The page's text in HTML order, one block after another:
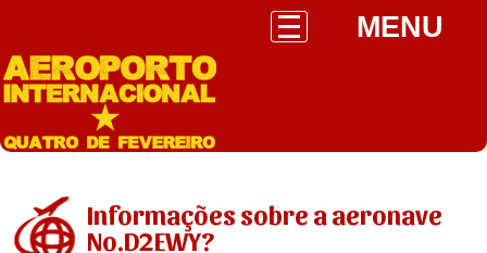
MENU
Informações sobre a aeronave
No.D2EWY?